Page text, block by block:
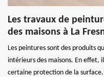
Les travaux de
des maisons à La
Les peintures sont des produits
intérieurs des maisons. En effet,
certaine protection de la